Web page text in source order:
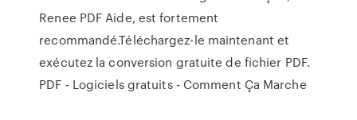
Renee PDF Aide, est fortement
recommandé.Téléchargez-le maintenant et
exécutez la conversion gratuite de fichier PDF.
PDF - Logiciels gratuits - Comment Ça Marche